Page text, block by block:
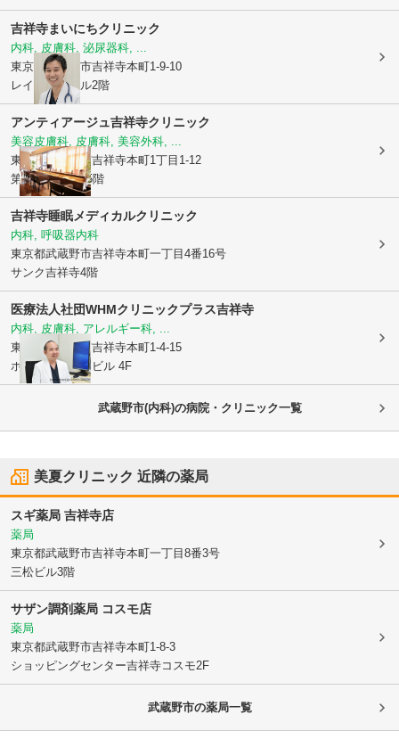
吉祥寺まいにちクリニック
内科, 皮膚科, 泌尿器科, ...
東京都武蔵野市吉祥寺本町1-9-10
レインボービル2階
アンティアージュ吉祥寺クリニック
美容皮膚科, 皮膚科, 美容外科, ...
東京都武蔵野市吉祥寺本町1丁目1-12
第2小野山ビル5階
吉祥寺睡眠メディカルクリニック
内科, 呼吸器内科
東京都武蔵野市吉祥寺本町一丁目4番16号
サンク吉祥寺4階
医療法人社団WHMクリニックプラス吉祥寺
内科, 皮膚科, アレルギー科, ...
東京都武蔵野市吉祥寺本町1-4-15
ホワイトハウスビル 4F
武蔵野市(内科)の病院・クリニック一覧
美夏クリニック 近隣の薬局
スギ薬局 吉祥寺店
薬局
東京都武蔵野市吉祥寺本町一丁目8番3号
三松ビル3階
サザン調剤薬局 コスモ店
薬局
東京都武蔵野市吉祥寺本町1-8-3
ショッピングセンター吉祥寺コスモ2F
武蔵野市の薬局一覧